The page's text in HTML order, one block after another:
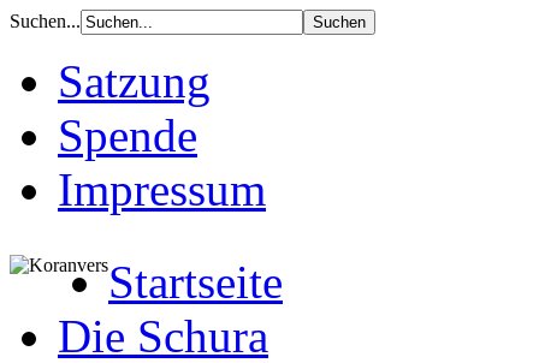
Suchen...
Satzung
Spende
Impressum
Startseite
Die Schura